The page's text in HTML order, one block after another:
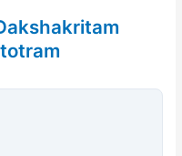
Dakshakritam